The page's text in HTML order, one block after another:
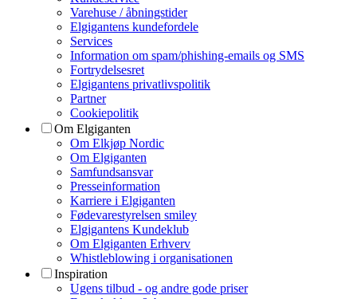
Varehuse / åbningstider
Elgigantens kundefordele
Services
Information om spam/phishing-emails og SMS
Fortrydelsesret
Elgigantens privatlivspolitik
Partner
Cookiepolitik
Om Elgiganten
Om Elkjøp Nordic
Om Elgiganten
Samfundsansvar
Presseinformation
Karriere i Elgiganten
Fødevarestyrelsen smiley
Elgigantens Kundeklub
Om Elgiganten Erhverv
Whistleblowing i organisationen
Inspiration
Ugens tilbud - og andre gode priser